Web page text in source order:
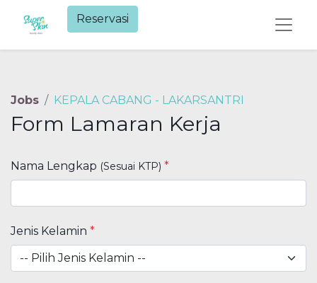
Reservasi​
Jobs KEPALA CABANG - LAKARSANTRI
Form Lamaran Kerja
Nama Lengkap (Sesuai KTP) *
Jenis Kelamin *